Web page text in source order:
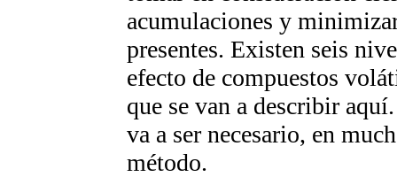
acumulaciones y
presentes. Existen seis
efecto de compuestos
que se van a describir
va a ser necesario, en
método.